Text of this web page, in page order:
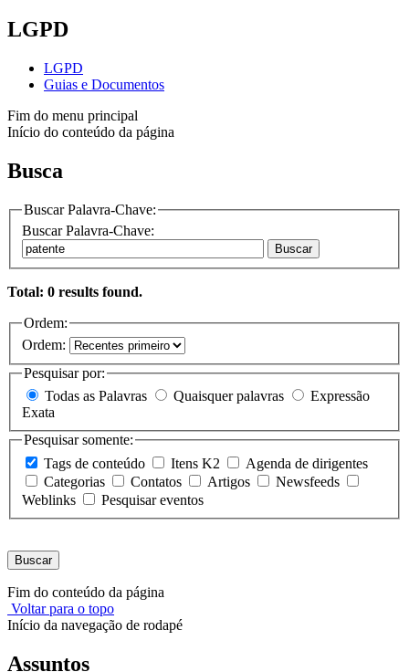
LGPD
LGPD
Guias e Documentos
Fim do menu principal
Início do conteúdo da página
Busca
Buscar Palavra-Chave:
Buscar Palavra-Chave:
Buscar
Total: 0 results found.
Ordem:
Ordem:
Pesquisar por:
Todas as Palavras
Quaisquer palavras
Exata
Pesquisar somente:
Tags de conteúdo
Itens K2
Agenda de dirigentes
Categorias
Contatos Artigos
Newsfeeds
Weblinks
Pesquisar eventos
Buscar
Fim do conteúdo da página
Voltar para o topo
Início da navegação de rodapé
Assuntos